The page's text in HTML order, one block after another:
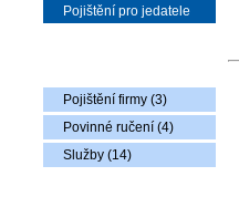
Pojištění pro jedatele
Pojištění firmy (3)
Povinné ručení (4)
Služby (14)